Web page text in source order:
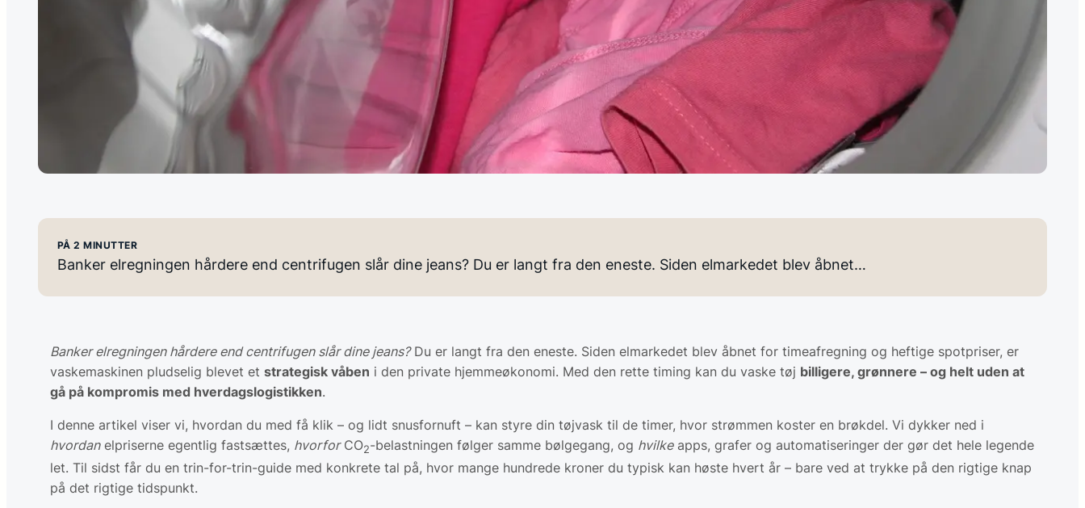
PÅ 2 MINUTTER
Banker elregningen hårdere end centrifugen slår dine jeans? Du er langt fra den eneste. Siden elmarkedet blev åbnet…
Banker elregningen hårdere end centrifugen slår dine jeans?Du er langt fra den eneste. Siden elmarkedet blev åbnet for timeafregning og heftige spotpriser, er
vaskemaskinen pludselig blevet et strategisk våben i den private hjemmeøkonomi. Med den rette timing kan du vaske tøj billigere, grønnere – og helt uden at
gå på kompromis med hverdagslogistikken.
I denne artikel viser vi, hvordan du med få klik – og lidt snusfornuft – kan styre din tøjvask til de timer, hvor strømmen koster en brøkdel. Vi dykker ned i
hvordanelpriserne egentlig fastsættes, hvorforCO2-belastningen følger samme bølgegang, og hvilkeapps, grafer og automatiseringer der gør det hele legende
let. Til sidst får du en trin-for-trin-guide med konkrete tal på, hvor mange hundrede kroner du typisk kan høste hvert år – bare ved at trykke på den rigtige knap
på det rigtige tidspunkt.